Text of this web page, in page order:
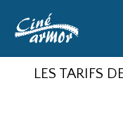
LES TARIFS